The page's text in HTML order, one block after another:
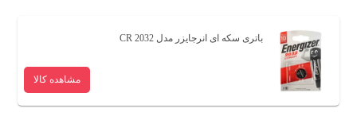
باتری سکه ای انرجایزر مدل CR 2032
مشاهده کالا